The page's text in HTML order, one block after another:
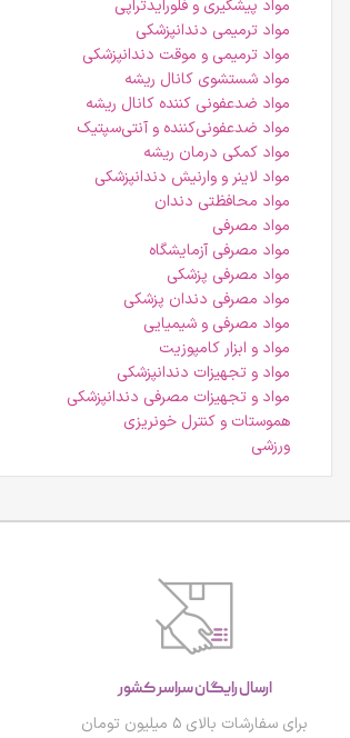
مواد پیشگیری و فلورایدتراپی
مواد ترمیمی دندانپزشکی
مواد ترمیمی و موقت دندانپزشکی
مواد شستشوی کانال ریشه
مواد ضدعفونی کننده کانال ریشه
مواد ضدعفونی‌کننده و آنتی‌سپتیک
مواد کمکی درمان ریشه
مواد لاینر و وارنیش دندانپزشکی
مواد محافظتی دندان
مواد مصرفی
مواد مصرفی آزمایشگاه
مواد مصرفی پزشکی
مواد مصرفی دندان پزشکی
مواد مصرفی و شیمیایی
مواد و ابزار کامپوزیت
مواد و تجهیزات دندانپزشکی
مواد و تجهیزات مصرفی دندانپزشکی
هموستات و کنترل خونریزی
ورزشی
ارسال رایگان سراسر کشور
برای سفارشات بالای ۵ میلیون تومان